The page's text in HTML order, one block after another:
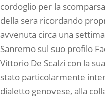
cordoglio per la
della sera ricordando
avvenuta circa una
Sanremo sul suo profilo
Vittorio De Scalzi con la
stato particolarmente
dialetto genovese, alla